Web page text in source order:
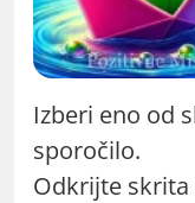
Izberi eno od
sporočilo.
Odkrijte